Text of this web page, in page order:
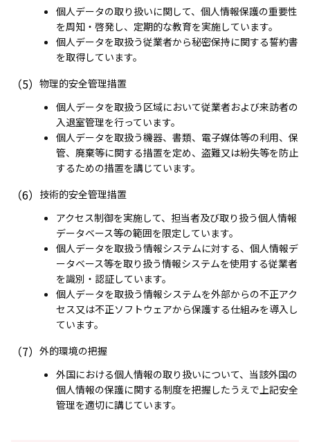
個人データの取り扱いに関して、個人情報保護の重要性
を周知・啓発し、定期的な教育を実施しています。
個人データを取扱う従業者から秘密保持に関する誓約書
を取得しています。
（5） 物理的安全管理措置
個人データを取扱う区域において従業者および来訪者の
入退室管理を行っています。
個人データを取扱う機器、書類、電子媒体等の利用、保
管、廃棄等に関する措置を定め、盗難又は紛失等を防止
するための措置を講じています。
（6） 技術的安全管理措置
アクセス制御を実施して、担当者及び取り扱う個人情報
データベース等の範囲を限定しています。
個人データを取扱う情報システムに対する、個人情報デ
ータベース等を取り扱う情報システムを使用する従業者
を識別・認証しています。
個人データを取扱う情報システムを外部からの不正アク
セス又は不正ソフトウェアから保護する仕組みを導入し
ています。
（7） 外的環境の把握
外国における個人情報の取り扱いについて、当該外国の
個人情報の保護に関する制度を把握したうえで上記安全
管理を適切に講じています。